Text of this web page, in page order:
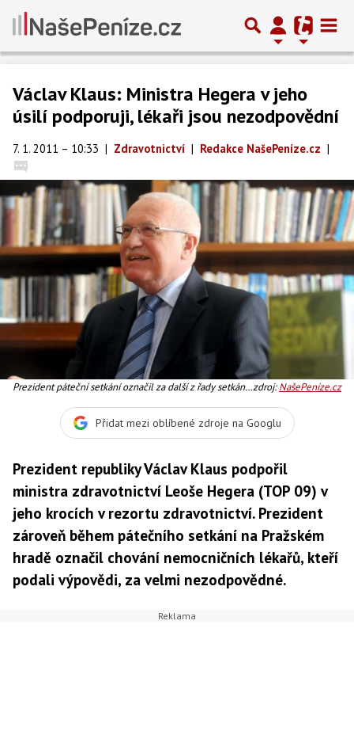
Václav Klaus: Ministra Hegera v jeho
úsilí podporuji, lékaři jsou nezodpovědní
7. 1. 2011 – 10:33 | Zdravotnictví | Redakce NašePeníze.cz |
Prezident páteční setkání označil za další z řady setkání zdroj:NašePeníze.cz
Přidat mezi oblíbené zdroje na Googlu
Prezident republiky Václav Klaus podpořil
ministra zdravotnictví Leoše Hegera (TOP 09) v
jeho krocích v rezortu zdravotnictví. Prezident
zároveň během pátečního setkání na Pražském
hradě označil chování nemocničních lékařů, kteří
podali výpovědi, za velmi nezodpovědné.